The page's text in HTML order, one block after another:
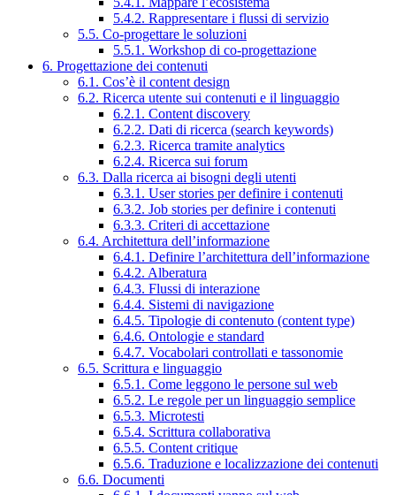
5.4.2. Rappresentare i flussi di servizio
5.5. Co-progettare le soluzioni
5.5.1. Workshop di co-progettazione
6. Progettazione dei contenuti
6.1. Cos’è il content design
6.2. Ricerca utente sui contenuti e il linguaggio
6.2.1. Content discovery
6.2.2. Dati di ricerca (search keywords)
6.2.3. Ricerca tramite analytics
6.2.4. Ricerca sui forum
6.3. Dalla ricerca ai bisogni degli utenti
6.3.1. User stories per definire i contenuti
6.3.2. Job stories per definire i contenuti
6.3.3. Criteri di accettazione
6.4. Architettura dell’informazione
6.4.1. Definire l’architettura dell’informazione
6.4.2. Alberatura
6.4.3. Flussi di interazione
6.4.4. Sistemi di navigazione
6.4.5. Tipologie di contenuto (content type)
6.4.6. Ontologie e standard
6.4.7. Vocabolari controllati e tassonomie
6.5. Scrittura e linguaggio
6.5.1. Come leggono le persone sul web
6.5.2. Le regole per un linguaggio semplice
6.5.3. Microtesti
6.5.4. Scrittura collaborativa
6.5.5. Content critique
6.5.6. Traduzione e localizzazione dei contenuti
6.6. Documenti